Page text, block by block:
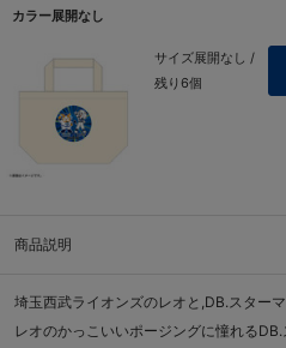
カラー展開なし
サイズ展開なし /
残り6個
商品説明
埼玉西武ライオンズのレオと,DB.スター
レオのかっこいいポージングに憧れる